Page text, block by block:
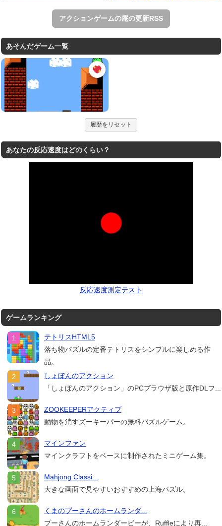
アクションゲームの庵の更新RSS
あそんだゲーム一覧
履歴をリセット
あなたの反応速度はどのくらい？
反応速度測定テスト
ゲームランキング
テトリスHTML5
落ち物パズルの定番テトリスをシンプルに楽しめる作
品。
しょぼんのアクション
「しょぼんのアクション」のPCブラウザ版と原作DLフ...
ZOOKEEPERアクティブ
動物を消すズーキーパーの無料パズルゲーム。
マインファン
マインクラフトをベースに制作されたミニゲーム集。
Mahjong Classi...
大きな画面で見やすいおすすめの上海パズル。
くまのプーさんのホームランダ...
プーさんのホームランダービーが、Ruffleにより再...